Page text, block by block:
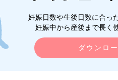
妊娠日数や生後日数に合っ
妊娠中から産後まで長く
ダウンロ